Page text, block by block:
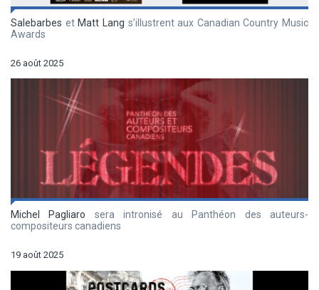
Salebarbes et Matt Lang s’illustrent aux Canadian Country Music
Awards
26 août 2025
Michel Pagliaro sera intronisé au Panthéon des auteurs-
compositeurs canadiens
19 août 2025